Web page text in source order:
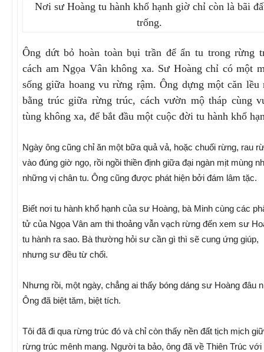
Nơi sư Hoàng tu hành khổ hạnh giờ chỉ còn là bãi
trống.
Ông dứt bỏ hoàn toàn bụi trần để ẩn tu trong rừng
cách am Ngọa Vân không xa. Sư Hoàng chỉ có một
sống giữa hoang vu rừng rậm. Ông dựng một căn lều
bằng trúc giữa rừng trúc, cách vườn mộ tháp cùng
tùng không xa, để bắt đầu một cuộc đời tu hành khổ
Ngày ông cũng chỉ ăn một bữa quả vả, hoặc chuối rừng, rau
vào đúng giờ ngọ, rồi ngồi thiền định giữa đại ngàn mịt mùng
những vị chân tu. Ông cũng được phát hiện bởi đám lâm tặc.
Biết nơi tu hành khổ hạnh của sư Hoàng, bà Minh cùng các
tử của Ngọa Vân am thi thoảng vẫn vạch rừng đến xem sư
tu hành ra sao. Bà thường hỏi sư cần gì thì sẽ cung ứng giúp,
nhưng sư đều từ chối.
Nhưng rồi, một ngày, chẳng ai thấy bóng dáng sư Hoàng đâu
Ông đã biệt tăm, biệt tích.
Tôi đã đi qua rừng trúc đó và chỉ còn thấy nền đất tịch mịch
rừng trúc mênh mang. Người ta bảo, ông đã về Thiên Trúc với